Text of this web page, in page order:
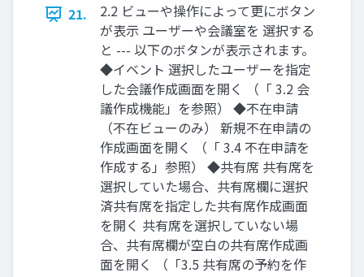
21.
2.2 ビューや操作によって更にボタン
が表示 ユーザーや会議室を 選択する
と --- 以下のボタンが表示されます。
◆イベント 選択したユーザーを指定
した会議作成画面を開く （「 3.2 会
議作成機能」を参照） ◆不在申請
（不在ビューのみ） 新規不在申請の
作成画面を開く （「 3.4 不在申請を
作成する」参照） ◆共有席 共有席を
選択していた場合、共有席欄に選択
済共有席を指定した共有席作成画面
を開く 共有席を選択していない場
合、共有席欄が空白の共有席作成画
面を開く （「3.5 共有席の予約を作